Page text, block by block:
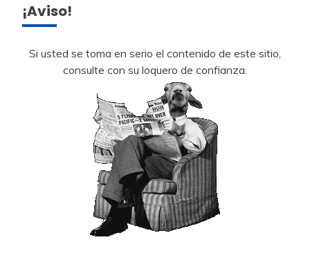
¡Aviso!
Si usted se toma en serio el contenido de este sitio,
consulte con su loquero de confianza.